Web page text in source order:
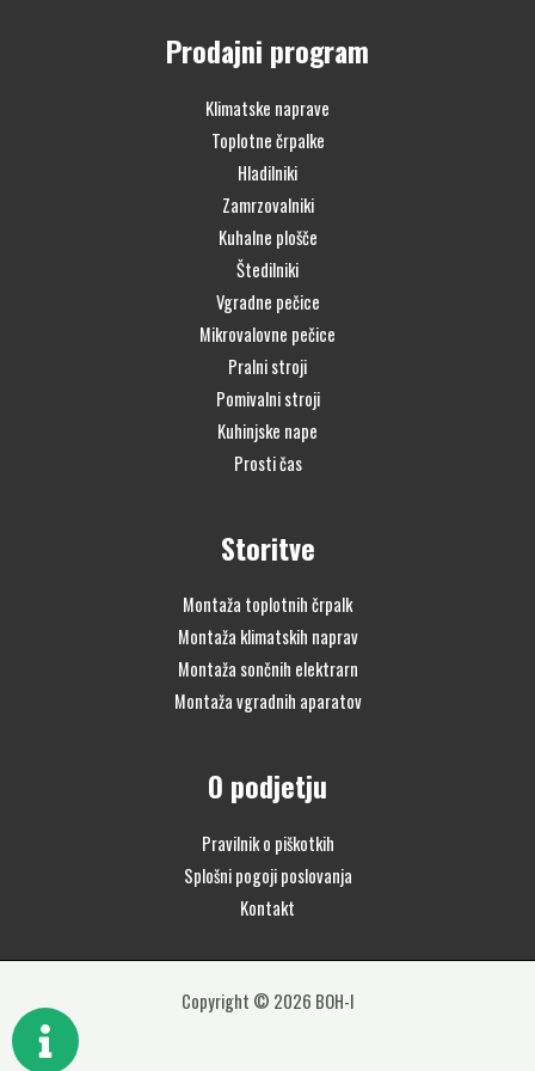
Prodajni program
Klimatske naprave
Toplotne črpalke
Hladilniki
Zamrzovalniki
Kuhalne plošče
Štedilniki
Vgradne pečice
Mikrovalovne pečice
Pralni stroji
Pomivalni stroji
Kuhinjske nape
Prosti čas
Storitve
Montaža toplotnih črpalk
Montaža klimatskih naprav
Montaža sončnih elektrarn
Montaža vgradnih aparatov
O podjetju
Pravilnik o piškotkih
Splošni pogoji poslovanja
Kontakt
Copyright © 2026 BOH-I